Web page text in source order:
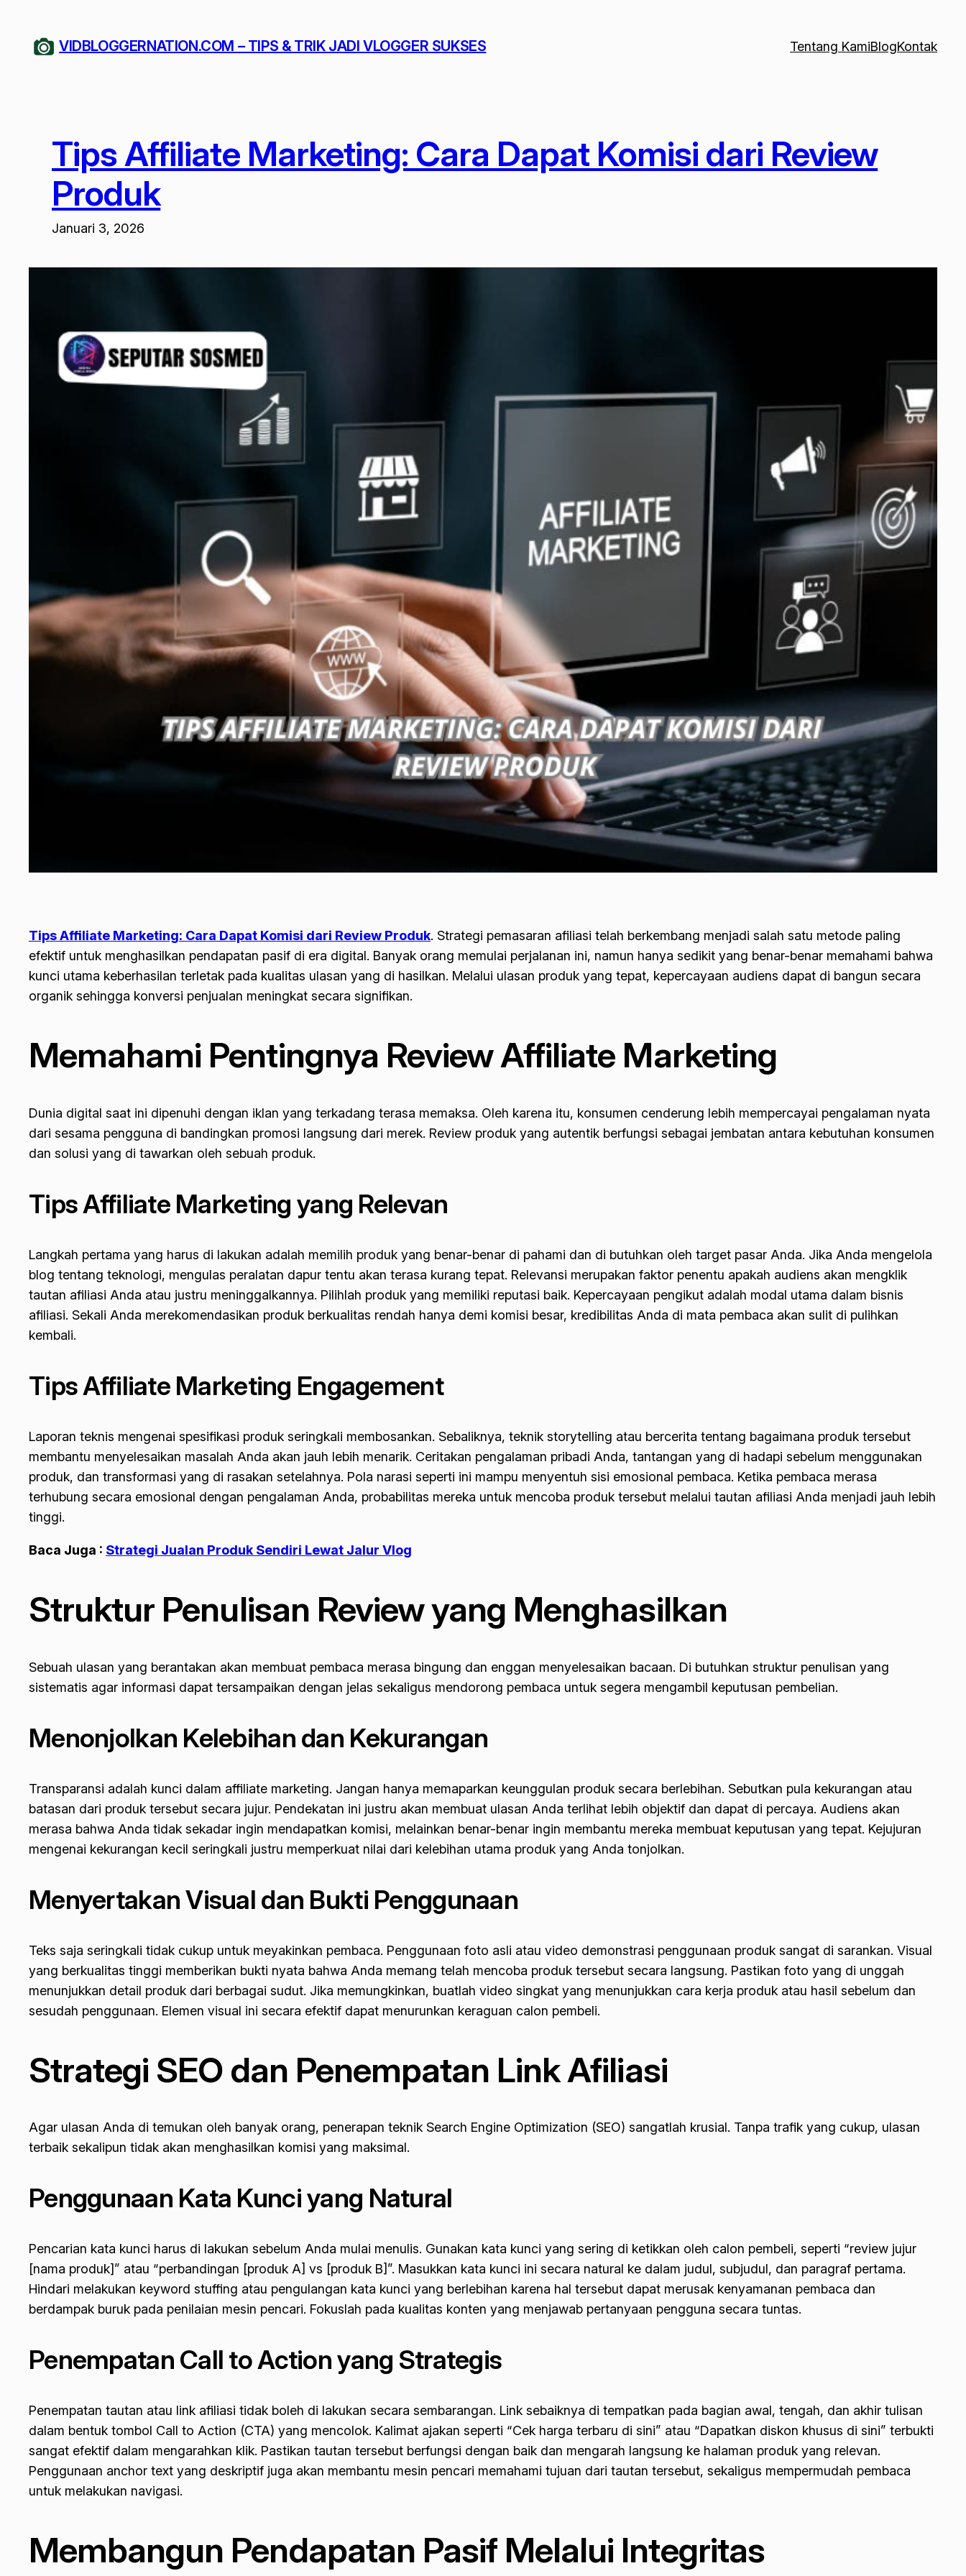
konten
VIDBLOGGERNATION.COM – TIPS & TRIK JADI VLOGGER SUKSES Tentang KamiBlogKontak
Tips Affiliate Marketing: Cara Dapat Komisi dari Review
Produk
Januari 3, 2026
Tips Affiliate Marketing: Cara Dapat Komisi dari Review Produk. Strategi pemasaran afiliasi telah berkembang menjadi salah satu metode paling
efektif untuk menghasilkan pendapatan pasif di era digital. Banyak orang memulai perjalanan ini, namun hanya sedikit yang benar-benar memahami bahwa
kunci utama keberhasilan terletak pada kualitas ulasan yang di hasilkan. Melalui ulasan produk yang tepat, kepercayaan audiens dapat di bangun secara
organik sehingga konversi penjualan meningkat secara signifikan.
Memahami Pentingnya Review Affiliate Marketing
Dunia digital saat ini dipenuhi dengan iklan yang terkadang terasa memaksa. Oleh karena itu, konsumen cenderung lebih mempercayai pengalaman nyata
dari sesama pengguna di bandingkan promosi langsung dari merek. Review produk yang autentik berfungsi sebagai jembatan antara kebutuhan konsumen
dan solusi yang di tawarkan oleh sebuah produk.
Tips Affiliate Marketing yang Relevan
Langkah pertama yang harus di lakukan adalah memilih produk yang benar-benar di pahami dan di butuhkan oleh target pasar Anda. Jika Anda mengelola
blog tentang teknologi, mengulas peralatan dapur tentu akan terasa kurang tepat. Relevansi merupakan faktor penentu apakah audiens akan mengklik
tautan afiliasi Anda atau justru meninggalkannya. Pilihlah produk yang memiliki reputasi baik. Kepercayaan pengikut adalah modal utama dalam bisnis
afiliasi. Sekali Anda merekomendasikan produk berkualitas rendah hanya demi komisi besar, kredibilitas Anda di mata pembaca akan sulit di pulihkan
kembali.
Tips Affiliate Marketing Engagement
Laporan teknis mengenai spesifikasi produk seringkali membosankan. Sebaliknya, teknik storytelling atau bercerita tentang bagaimana produk tersebut
membantu menyelesaikan masalah Anda akan jauh lebih menarik. Ceritakan pengalaman pribadi Anda, tantangan yang di hadapi sebelum menggunakan
produk, dan transformasi yang di rasakan setelahnya. Pola narasi seperti ini mampu menyentuh sisi emosional pembaca. Ketika pembaca merasa
terhubung secara emosional dengan pengalaman Anda, probabilitas mereka untuk mencoba produk tersebut melalui tautan afiliasi Anda menjadi jauh lebih
tinggi.
Baca Juga : Strategi Jualan Produk Sendiri Lewat Jalur Vlog
Struktur Penulisan Review yang Menghasilkan
Sebuah ulasan yang berantakan akan membuat pembaca merasa bingung dan enggan menyelesaikan bacaan. Di butuhkan struktur penulisan yang
sistematis agar informasi dapat tersampaikan dengan jelas sekaligus mendorong pembaca untuk segera mengambil keputusan pembelian.
Menonjolkan Kelebihan dan Kekurangan
Transparansi adalah kunci dalam affiliate marketing. Jangan hanya memaparkan keunggulan produk secara berlebihan. Sebutkan pula kekurangan atau
batasan dari produk tersebut secara jujur. Pendekatan ini justru akan membuat ulasan Anda terlihat lebih objektif dan dapat di percaya. Audiens akan
merasa bahwa Anda tidak sekadar ingin mendapatkan komisi, melainkan benar-benar ingin membantu mereka membuat keputusan yang tepat. Kejujuran
mengenai kekurangan kecil seringkali justru memperkuat nilai dari kelebihan utama produk yang Anda tonjolkan.
Menyertakan Visual dan Bukti Penggunaan
Teks saja seringkali tidak cukup untuk meyakinkan pembaca. Penggunaan foto asli atau video demonstrasi penggunaan produk sangat di sarankan. Visual
yang berkualitas tinggi memberikan bukti nyata bahwa Anda memang telah mencoba produk tersebut secara langsung. Pastikan foto yang di unggah
menunjukkan detail produk dari berbagai sudut. Jika memungkinkan, buatlah video singkat yang menunjukkan cara kerja produk atau hasil sebelum dan
sesudah penggunaan. Elemen visual ini secara efektif dapat menurunkan keraguan calon pembeli.
Strategi SEO dan Penempatan Link Afiliasi
Agar ulasan Anda di temukan oleh banyak orang, penerapan teknik Search Engine Optimization (SEO) sangatlah krusial. Tanpa trafik yang cukup, ulasan
terbaik sekalipun tidak akan menghasilkan komisi yang maksimal.
Penggunaan Kata Kunci yang Natural
Pencarian kata kunci harus di lakukan sebelum Anda mulai menulis. Gunakan kata kunci yang sering di ketikkan oleh calon pembeli, seperti “review jujur
[nama produk]” atau “perbandingan [produk A] vs [produk B]”. Masukkan kata kunci ini secara natural ke dalam judul, subjudul, dan paragraf pertama.
Hindari melakukan keyword stuffing atau pengulangan kata kunci yang berlebihan karena hal tersebut dapat merusak kenyamanan pembaca dan
berdampak buruk pada penilaian mesin pencari. Fokuslah pada kualitas konten yang menjawab pertanyaan pengguna secara tuntas.
Penempatan Call to Action yang Strategis
Penempatan tautan atau link afiliasi tidak boleh di lakukan secara sembarangan. Link sebaiknya di tempatkan pada bagian awal, tengah, dan akhir tulisan
dalam bentuk tombol Call to Action (CTA) yang mencolok. Kalimat ajakan seperti “Cek harga terbaru di sini” atau “Dapatkan diskon khusus di sini” terbukti
sangat efektif dalam mengarahkan klik. Pastikan tautan tersebut berfungsi dengan baik dan mengarah langsung ke halaman produk yang relevan.
Penggunaan anchor text yang deskriptif juga akan membantu mesin pencari memahami tujuan dari tautan tersebut, sekaligus mempermudah pembaca
untuk melakukan navigasi.
Membangun Pendapatan Pasif Melalui Integritas